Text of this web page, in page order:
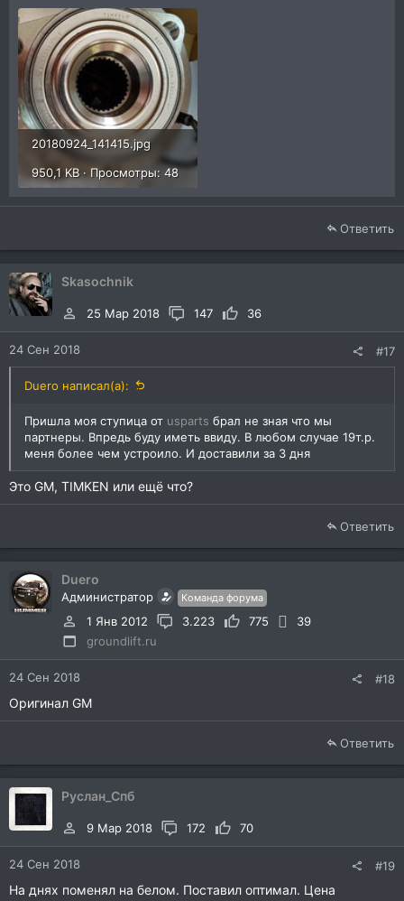
20180924_141415.jpg
950,1 KB · Просмотры: 48
Ответить
Skasochnik
25 Мар 2018 147 36
24 Сен 2018 #17
Duero написал(а):
Пришла моя ступица от usparts брал не зная что мы
партнеры. Впредь буду иметь ввиду. В любом случае 19т.р.
меня более чем устроило. И доставили за 3 дня
Это GM, TIMKEN или ещё что?
Ответить
Duero
Администратор Команда форума
1 Янв 2012 3.223 775
39
groundlift.ru
24 Сен 2018 #18
Оригинал GM
Ответить
Руслан_Спб
9 Мар 2018 172 70
24 Сен 2018 #19
На днях поменял на белом. Поставил оптимал. Цена